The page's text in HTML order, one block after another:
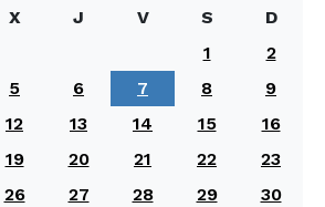
X J V S
D
1
2
5 6 7 8
9
12 13 14 15
16
19 20 21 22
23
26 27 28 29
30